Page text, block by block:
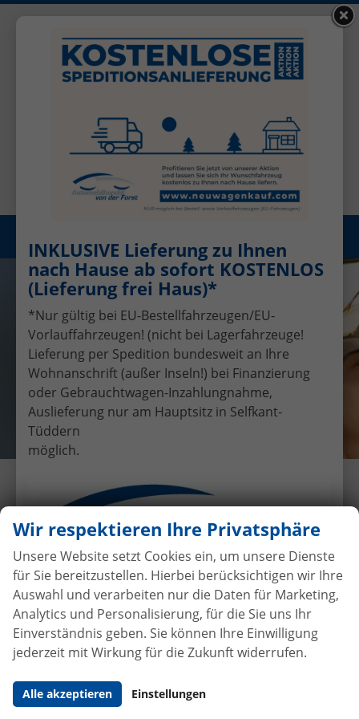
Öffnungszeiten: Mo - Fr 08.00 - 17.00
Registrieren
Übergabe eines EU-
Neufahrzeuges VW Tiguan II an
Herr Dalchau
29.6.2016 • Auslieferungen
Wir respektieren Ihre Privatsphäre
Unsere Website setzt Cookies ein, um unsere Dienste
für Sie bereitzustellen. Hierbei berücksichtigen wir Ihre
Auswahl und verarbeiten nur die Daten für Marketing,
Analytics und Personalisierung, für die Sie uns Ihr
Einverständnis geben. Sie können Ihre Einwilligung
jederzeit mit Wirkung für die Zukunft widerrufen.
Alle akzeptieren Einstellungen
INKLUSIVE Lieferung zu Ihnen
nach Hause ab sofort KOSTENLOS
(Lieferung frei Haus)*
*Nur gültig bei EU-Bestellfahrzeugen/EU-
Vorlauffahrzeugen! (nicht bei Lagerfahrzeuge!
Lieferung per Spedition bundesweit an Ihre
Wohnanschrift (außer Inseln!) bei Finanzierung
oder Gebrauchtwagen-Inzahlungnahme,
Auslieferung nur am Hauptsitz in Selfkant-
Tüddern
möglich.
Autokaufohne Anzahlungbei
Vertragsabschluss
Beim Automobilhandel von der Forst genießen Sie
maximale Sicherheit und Transparenz. Bei uns